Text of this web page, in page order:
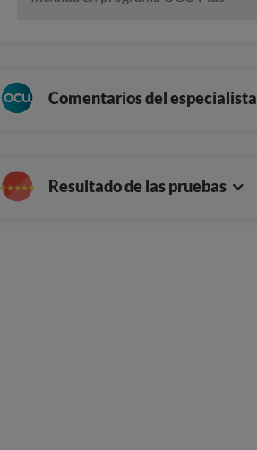
Comentarios del especialista
Resultado de las pruebas